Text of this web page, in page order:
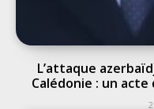
L’attaque
Calédonie : un